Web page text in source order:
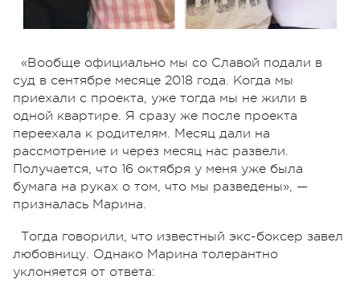
«Вообще официально мы со Славой подали в
суд в сентябре месяце 2018 года. Когда мы
приехали с проекта, уже тогда мы не жили в
одной квартире. Я сразу же после проекта
переехала к родителям. Месяц дали на
рассмотрение и через месяц нас развели.
Получается, что 16 октября у меня уже была
бумага на руках о том, что мы разведены», —
призналась Марина.
Тогда говорили, что известный экс-боксер завел
любовницу. Однако Марина толерантно
уклоняется от ответа: